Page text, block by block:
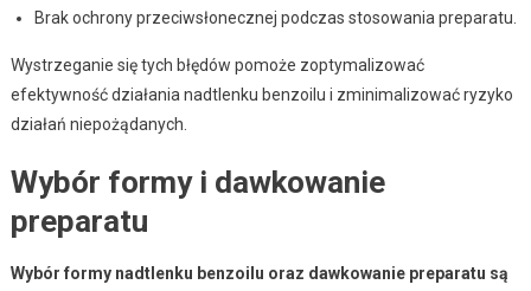
Brak ochrony przeciwsłonecznej podczas stosowania preparatu.
Wystrzeganie się tych błędów pomoże zoptymalizować
efektywność działania nadtlenku benzoilu i zminimalizować ryzyko
działań niepożądanych.
Wybór formy i dawkowanie
preparatu
Wybór formy nadtlenku benzoilu oraz dawkowanie preparatu są